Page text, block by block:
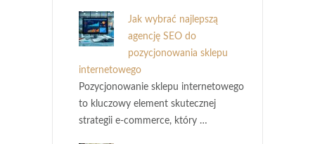
Jak wybrać najlepszą
agencję SEO do
pozycjonowania sklepu
internetowego
Pozycjonowanie sklepu internetowego
to kluczowy element skutecznej
strategii e-commerce, który …